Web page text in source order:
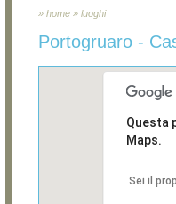
» home » luoghi
Portogruaro -
Questa
Maps.
Sei il